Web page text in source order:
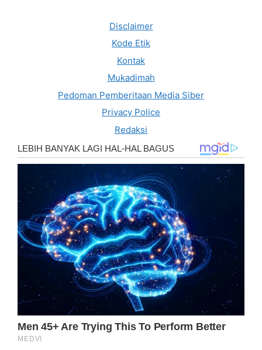
Disclaimer
Kode Etik
Kontak
Mukadimah
Pedoman Pemberitaan Media Siber
Privacy Police
Redaksi